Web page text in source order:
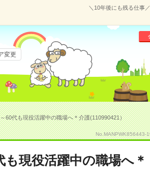
＼10年後にも残る仕事
変更
60代も現役活躍中の職場へ＊介護(110990421）
No.MANPWK856443-
現役活躍中の職場へ＊